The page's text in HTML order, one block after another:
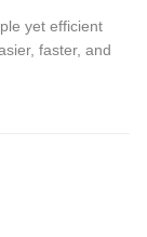
يسعدنا
yet efficient
faster, and